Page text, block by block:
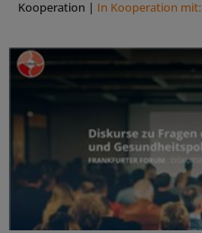
Kooperation | In Kooperation mit: